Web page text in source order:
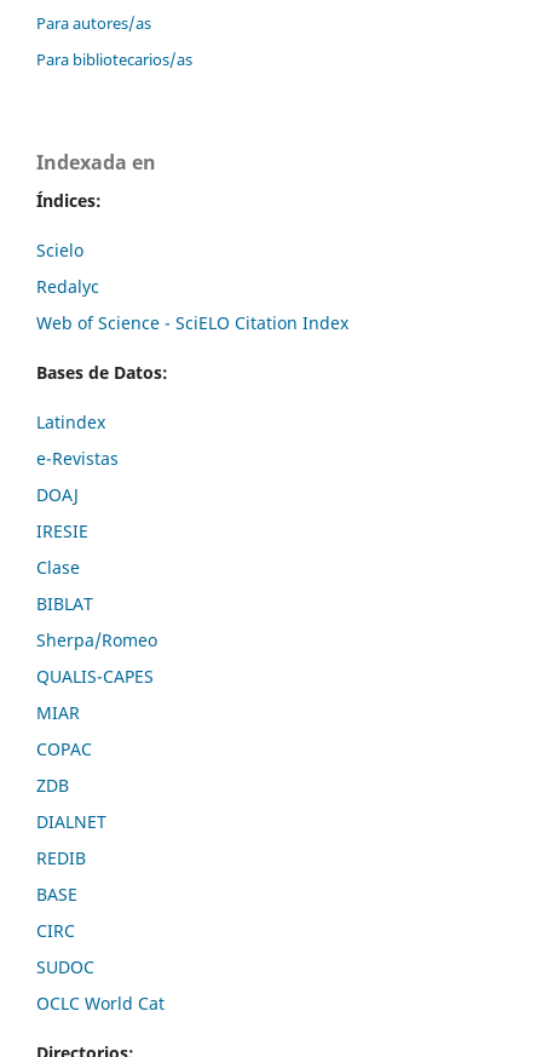
Para autores/as
Para bibliotecarios/as
Indexada en
Índices:
Scielo
Redalyc
Web of Science - SciELO Citation Index
Bases de Datos:
Latindex
e-Revistas
DOAJ
IRESIE
Clase
BIBLAT
Sherpa/Romeo
QUALIS-CAPES
MIAR
COPAC
ZDB
DIALNET
REDIB
BASE
CIRC
SUDOC
OCLC World Cat
Directorios: